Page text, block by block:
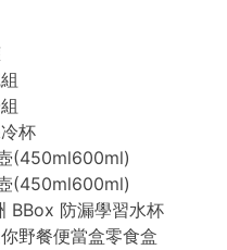
杯
(450ml600ml)
(450ml600ml)
BBox 防漏學習水杯
野餐便當盒零食盒